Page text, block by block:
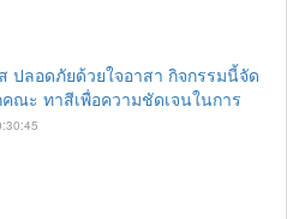
ปลอดภัยด้วยใจอาสา กิจกรรมนี้จัด
ณะ ทาสีเพื่อความชัดเจนในการ